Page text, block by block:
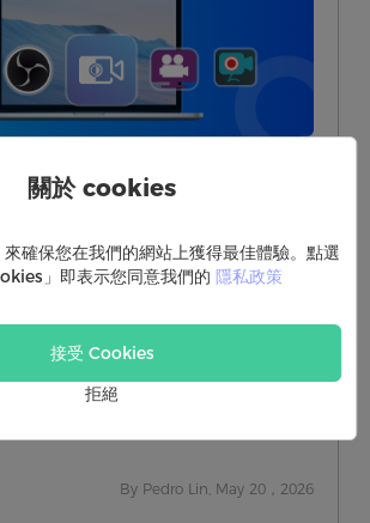
影軟體】精選 6 款，有效繞過防側
By Pedro Lin, May 29，2026
By Pedro Lin, May 20，2026
關於 cookies
確保您在我們的網站上獲得最佳體驗。點選
」即表示您同意我們的 隱私政策
接受 Cookies
拒絕